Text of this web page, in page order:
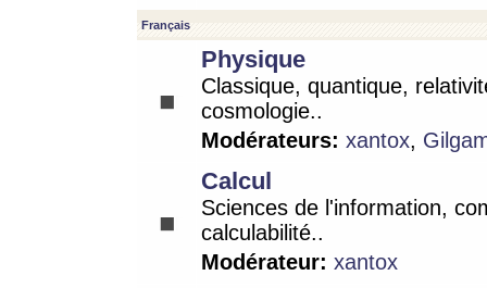
Français
Physique
Classique, quantique,
cosmologie..
Modérateurs: xantox,
Calcul
Sciences de l'information,
calculabilité..
Modérateur: xantox